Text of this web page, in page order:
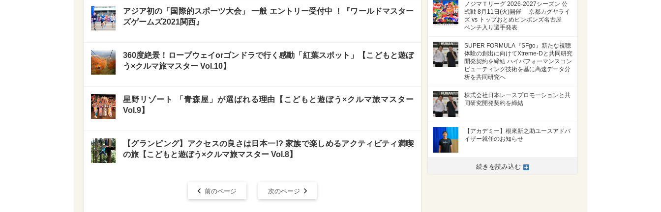
アジア初の「国際的スポーツ大会」 一般 エントリー受付中 ！『ワールドマスター
ズゲームズ2021関西』
360度絶景！ロープウェイorゴンドラで行く感動「紅葉スポット」【こどもと遊ぼ
う×クルマ旅マスター Vol.10】
星野リゾート 「青森屋」が選ばれる理由【こどもと遊ぼう×クルマ旅マスター
Vol.9】
【グランピング】アクセスの良さは日本一!? 家族で楽しめるアクティビティ満喫
の旅【こどもと遊ぼう×クルマ旅マスター Vol.8】
前のページ 次のページ
ノジマＴリーグ 2026-2027シーズン 公
式戦 8月11日(火)開催 京都カグヤライ
ズ vs トップおとめピンポンズ名古屋
ベンチ入り選手発表
SUPER FORMULA『SFgo』新たな視聴
体験の創出に向けてXtreme-Dと共同研究
開発契約を締結 ハイパフォーマンスコン
ピューティング技術を基に高速データ分
析を共同研究へ
株式会社日本レースプロモーションと共
同研究開発契約を締結
【アカデミー】根來新之助ユースアドバ
イザー就任のお知らせ
続きを読み込む